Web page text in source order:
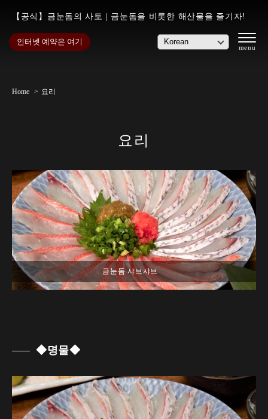
【공식】금눈돔의 사토 | 금눈돔을 비롯한 해산물을 즐기자!
인터넷 예약은 여기
Home 요리
요리
◆명물◆